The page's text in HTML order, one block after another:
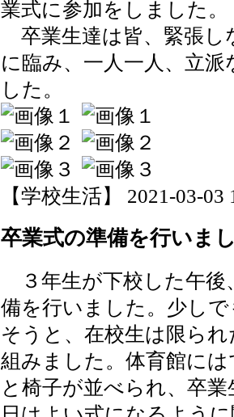
業式に参加をしました。
卒業生達は皆、緊張し
に臨み、一人一人、立
した。
【学校生活】 2021-03-03
卒業式の準備を行いま
３年生が下校した午後
備を行いました。少し
そうと、在校生は限ら
組みました。体育館に
と椅子が並べられ、卒